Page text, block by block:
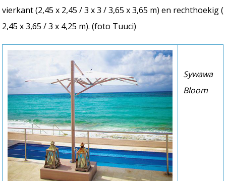
vierkant (2,45 x 2,45 / 3 x 3 / 3,65 x 3,65 m) en rechthoekig (
2,45 x 3,65 / 3 x 4,25 m). (foto Tuuci)
Sywawa
Bloom